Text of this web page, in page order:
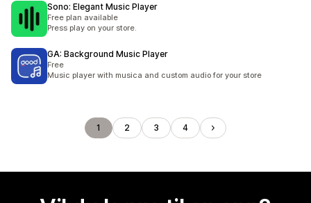
Sono: Elegant Music Player
Free plan available
Press play on your store.
GA: Background Music Player
Free
Music player with musica and custom audio for your store
1 2 3 4